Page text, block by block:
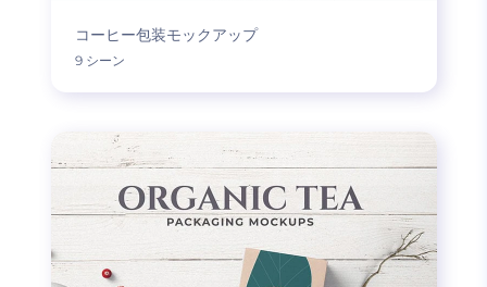
コーヒー包装モックアップ
9 シーン